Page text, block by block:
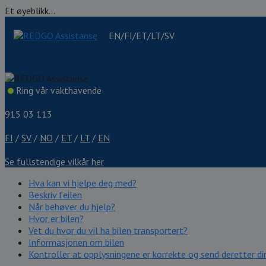
Et øyeblikk...
EN/FI/ET/LT/SV
Ring vår vakthavende
915 03 113
FI / SV / NO / ET / LT / EN
Se fullstendige vilkår her
Hva kan vi hjelpe deg med?
Beskriv feilen
Når behøver du hjelp?
Hvor er bilen?
Vet du hvor du vil ha bilen transportert?
Informasjonen om bilen
Kontroller at opplysningene er korrekte og send deretter